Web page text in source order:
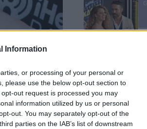
Information
or processing of your personal or
please use the below opt-out section to
out request is processed you may
information utilized by us or personal
out. You may separately opt-out of the
parties on the IAB’s list of downstream